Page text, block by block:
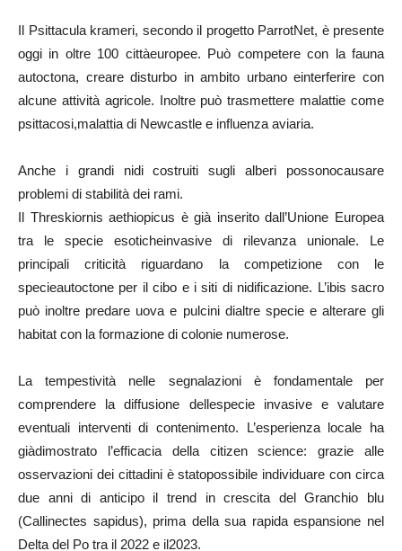
Il Psittacula krameri, secondo il progetto ParrotNet, è presente
oggi in oltre 100 cittàeuropee. Può competere con la fauna
autoctona, creare disturbo in ambito urbano einterferire con
alcune attività agricole. Inoltre può trasmettere malattie come
psittacosi,malattia di Newcastle e influenza aviaria.
Anche i grandi nidi costruiti sugli alberi possonocausare
problemi di stabilità dei rami.
Il Threskiornis aethiopicus è già inserito dall’Unione Europea
tra le specie esoticheinvasive di rilevanza unionale. Le
principali criticità riguardano la competizione con le
specieautoctone per il cibo e i siti di nidificazione. L’ibis sacro
può inoltre predare uova e pulcini dialtre specie e alterare gli
habitat con la formazione di colonie numerose.
La tempestività nelle segnalazioni è fondamentale per
comprendere la diffusione dellespecie invasive e valutare
eventuali interventi di contenimento. L’esperienza locale ha
giàdimostrato l’efficacia della citizen science: grazie alle
osservazioni dei cittadini è statopossibile individuare con circa
due anni di anticipo il trend in crescita del Granchio blu
(Callinectes sapidus), prima della sua rapida espansione nel
Delta del Po tra il 2022 e il2023.